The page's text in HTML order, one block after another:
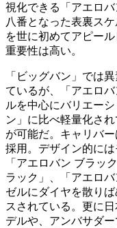
視化できる「アエロ
八番となった表裏ス
を世に初めてアピー
重要性は高い。
「ビッグバン」では
ているが、「アエロ
ルを中心にバリエー
ン」に比べ軽量化さ
が可能だ。キャリバ
採用。デザイン的に
「アエロバン ブラッ
ラック」、「アエロ
ゼルにダイヤを散り
スされている。更に
デルや、アンバサダ